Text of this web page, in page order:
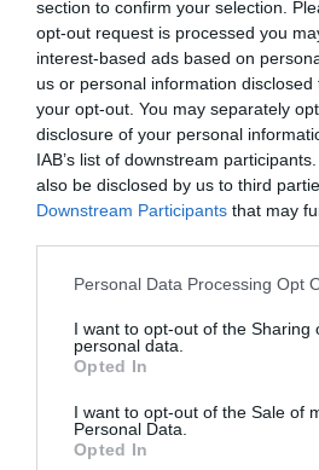
section to confirm your selection.
opt-out request is processed you
interest-based ads based on
us or personal information
your opt-out. You may separately
disclosure of your personal
IAB’s list of downstream
also be disclosed by us to third
Downstream Participants that may
Personal Data Processing Opt
I want to opt-out of the Sharing
personal data.
Opted In
I want to opt-out of the Sale of
Personal Data.
Opted In
τον εντοπισμό της», δηλώνει ο
διευθυντής του Ινσιτούτου
Νοσοκομείο του Βερολίνου.
Η Γερμανία διαθέτει δίκτυο
πολλά από τα οποία άρχισαν
Ιανουάριο, όταν τα κρούσματα
πολύ λίγα. Ο μεγάλος αριθμός
την ικανότητα δοκιμών σε εθνικό
ότι στο τεστ μπορούν να
Όπως έχει δείξει και το
εξάπλωσης του ιού, αφού ακόμα
με ήπια συμπτώματα) ασθενείς